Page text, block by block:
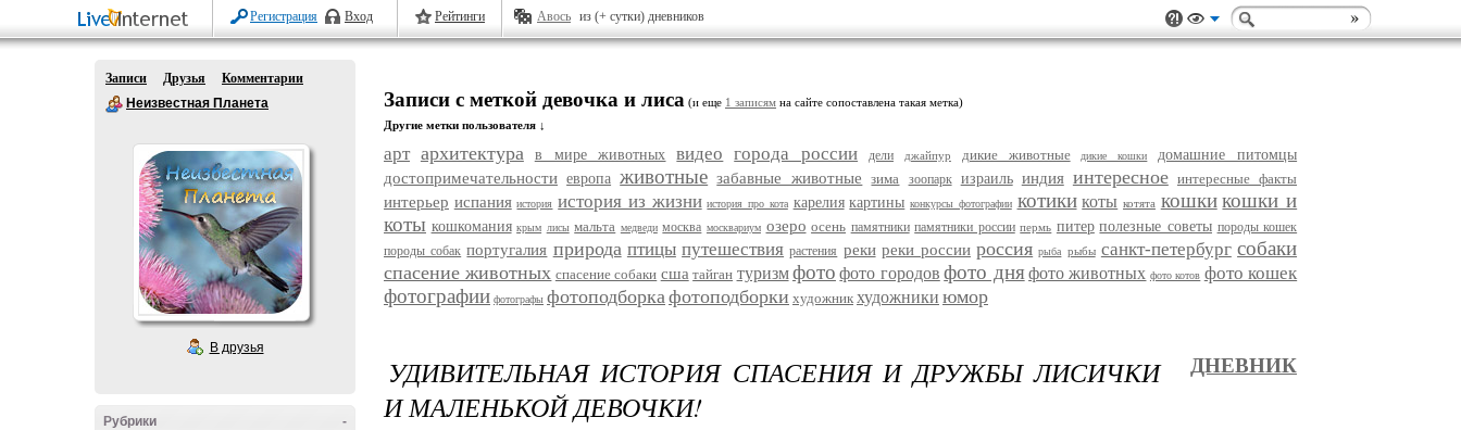
Регистрация Вход Рейтинги Авось из (+ сутки) дневников
Записи Друзья
Комментарии
Неизвестная Планета
В друзья
-
Рубрики
Записи с меткой девочка и лиса (и еще 1 записям на сайте сопоставлена такая метка)
Другие метки пользователя ↓
арт архитектура в мире животных видео города россии дели джайпур дикие животные дикие кошки домашние питомцы
достопримечательности европа животные забавные животные зима зоопарк израиль индия интересное интересные факты
интерьер испания история история из жизни история про кота карелия картины конкурсы фотографии котики коты котята кошки кошки и
коты кошкомания крым лисы мальта медведи москва москвариум озеро осень памятники памятники россии пермь питер полезные советы породы кошек
породы собак португалия природа птицы путешествия растения реки реки россии россия рыба рыбы санкт-петербург собаки
спасение животных спасение собаки сша тайган туризм фото фото городов фото дня фото животных фото котов фото кошек
фотографии фотографы фотоподборкафотоподборки художник художники юмор
УДИВИТЕЛЬНАЯ ИСТОРИЯ СПАСЕНИЯ И ДРУЖБЫ ЛИСИЧКИ
И МАЛЕНЬКОЙ ДЕВОЧКИ!
ДНЕВНИК